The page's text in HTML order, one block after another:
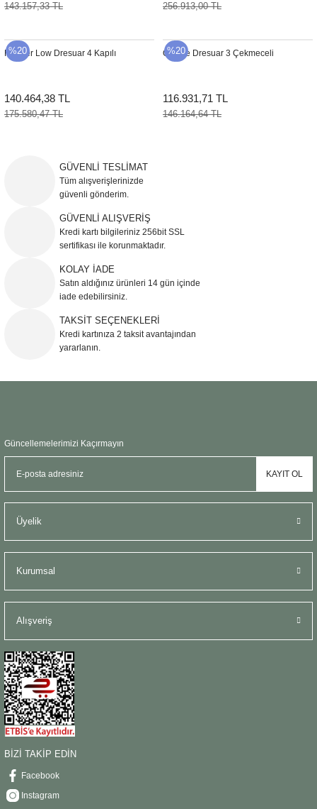
143.157,33 TL 256.913,00 TL
%20
Hopper Low Dresuar 4 Kapılı
140.464,38 TL
175.580,47 TL
%20
Outline Dresuar 3 Çekmeceli
116.931,71 TL
146.164,64 TL
GÜVENLİ TESLİMAT
Tüm alışverişlerinizde
güvenli gönderim.
GÜVENLİ ALIŞVERİŞ
Kredi kartı bilgileriniz 256bit SSL
sertifikası ile korunmaktadır.
KOLAY İADE
Satın aldığınız ürünleri 14 gün içinde
iade edebilirsiniz.
TAKSİT SEÇENEKLERİ
Kredi kartınıza 2 taksit avantajından
yararlanın.
Güncellemelerimizi Kaçırmayın
KAYIT OL
Üyelik
Kurumsal
Alışveriş
BİZİ TAKİP EDİN
Facebook
Instagram